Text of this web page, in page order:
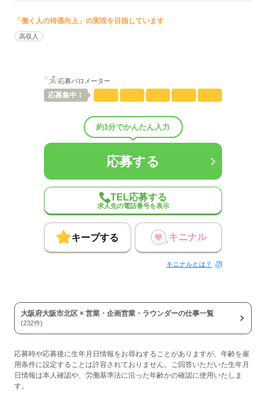
「働く人の待遇向上」の実現を目指しています
高収入
応募バロメーター
応募集中！
約1分でかんたん入力
応募する
TEL応募する
求人先の電話番号を表示
キープする キニナル
キニナルとは？
大阪府大阪市北区 × 営業・企画営業・ラウンダーの仕事一覧
(232件)
応募時や応募後に生年月日情報をお尋ねすることがありますが、年齢を雇
用条件に設定することは許容されておりません。ご回答いただいた生年月
日情報は本人確認や、労働基準法に沿った年齢かの確認に使用いたしま
す。